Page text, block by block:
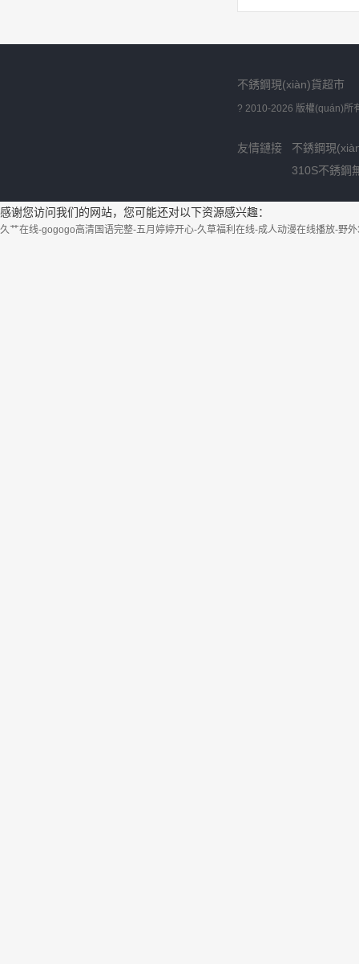
不銹鋼現(xiàn)貨超市
? 2010-2026 版權(quán)所
友情鏈接
不銹鋼現
310S不銹鋼
感谢您访问我们的网站，您可能还对以下资源感兴趣：
久艹在线-gogogo高清国语完整-五月婷婷开心-久草福利在线-成人动漫在线播放-野